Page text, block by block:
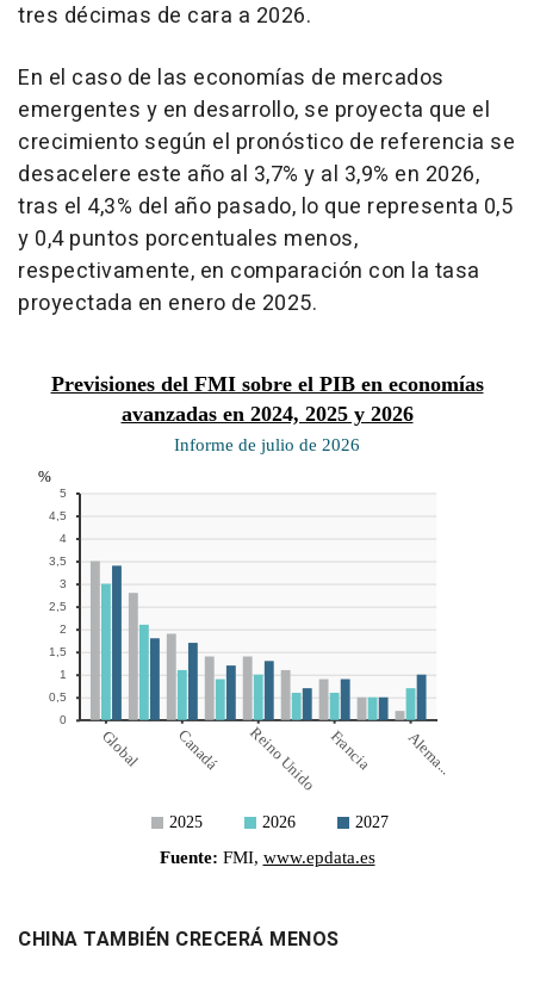
tres décimas de cara a 2026.
En el caso de las economías de mercados
emergentes y en desarrollo, se proyecta que el
crecimiento según el pronóstico de referencia se
desacelere este año al 3,7% y al 3,9% en 2026,
tras el 4,3% del año pasado, lo que representa 0,5
y 0,4 puntos porcentuales menos,
respectivamente, en comparación con la tasa
proyectada en enero de 2025.
CHINA TAMBIÉN CRECERÁ MENOS